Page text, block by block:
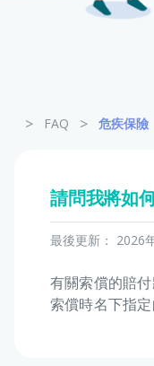
寵物保險
> FAQ > 危疾保險
請問我將如
最後更新： 2026
有關索償的賠
索償時名下指定